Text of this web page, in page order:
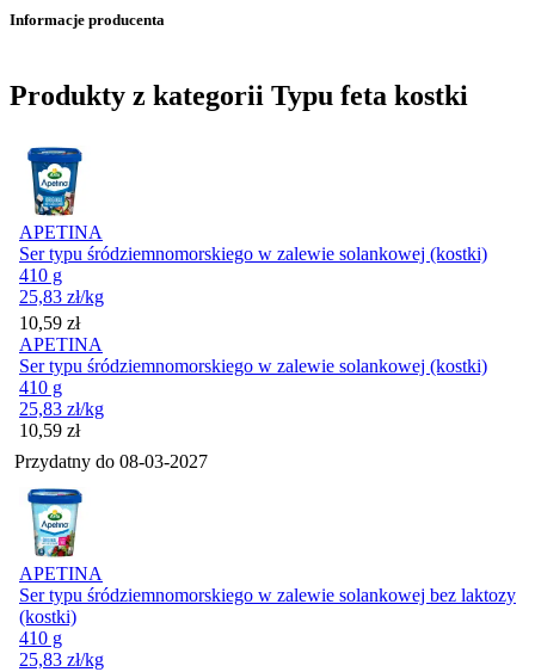
Informacje producenta
Produkty z kategorii Typu feta kostki
APETINA
Ser typu śródziemnomorskiego w zalewie solankowej (kostki)
410 g
25,83 zł/kg
Cena
10,59 zł
APETINA
Ser typu śródziemnomorskiego w zalewie solankowej (kostki)
410 g
25,83 zł/kg
Cena
10,59 zł
Przydatny do 08-03-2027
APETINA
Ser typu śródziemnomorskiego w zalewie solankowej bez laktozy
(kostki)
410 g
25,83 zł/kg